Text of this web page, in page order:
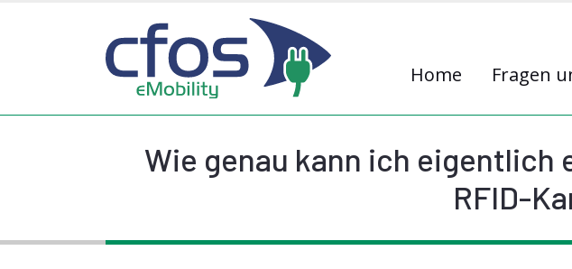
Home Fragen
Wie genau kann ich eigentlich
RFID-